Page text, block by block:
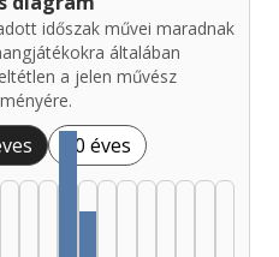
időszak művei maradnak
általában
a jelen művész
10 éves